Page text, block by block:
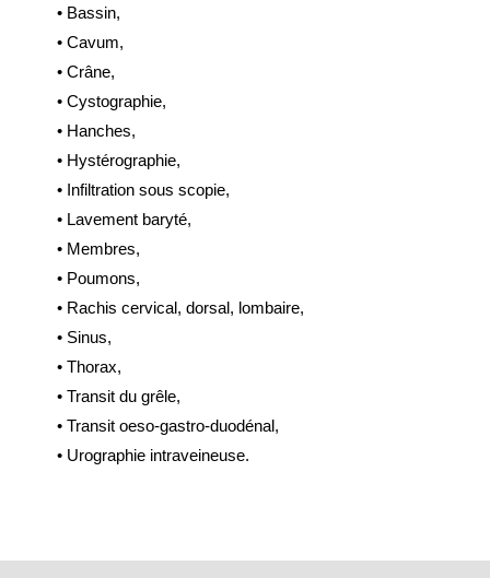
• Bassin,
• Cavum,
• Crâne,
• Cystographie,
• Hanches,
• Hystérographie,
• Infiltration sous scopie,
• Lavement baryté,
• Membres,
• Poumons,
• Rachis cervical, dorsal, lombaire,
• Sinus,
• Thorax,
• Transit du grêle,
• Transit oeso-gastro-duodénal,
• Urographie intraveineuse.